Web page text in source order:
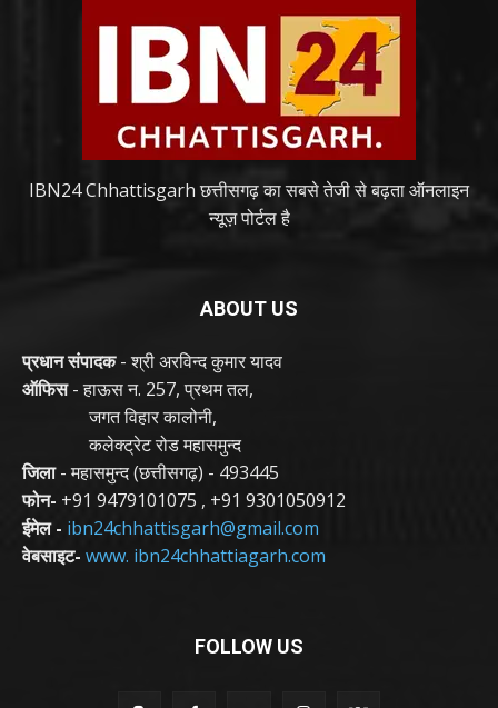
IBN24 Chhattisgarh छत्तीसगढ़ का सबसे तेजी से बढ़ता ऑनलाइन
न्यूज़ पोर्टल है
ABOUT US
प्रधान संपादक- श्री अरविन्द कुमार यादव
ऑफिस- हाऊस न. 257, प्रथम तल,
जगत विहार कालोनी,
कलेक्ट्रेट रोड महासमुन्द
जिला- महासमुन्द (छत्तीसगढ़) - 493445
फोन- +91 9479101075 , +91 9301050912
ईमेल - ibn24chhattisgarh@gmail.com
वेबसाइट- www. ibn24chhattiagarh.com
FOLLOW US